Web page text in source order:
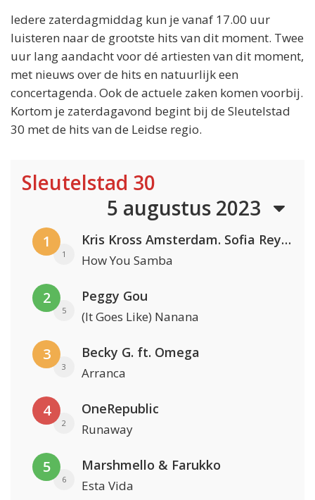
Iedere zaterdagmiddag kun je vanaf 17.00 uur
luisteren naar de grootste hits van dit moment. Twee
uur lang aandacht voor dé artiesten van dit moment,
met nieuws over de hits en natuurlijk een
concertagenda. Ook de actuele zaken komen voorbij.
Kortom je zaterdagavond begint bij de Sleutelstad
30 met de hits van de Leidse regio.
Sleutelstad 30
5 augustus 2023
1
1
Kris Kross Amsterdam. Sofia Reyes & Tinie Tempah
How You Samba
2
5
Peggy Gou
(It Goes Like) Nanana
3
3
Becky G. ft. Omega
Arranca
4
2
OneRepublic
Runaway
5
6
Marshmello & Farukko
Esta Vida